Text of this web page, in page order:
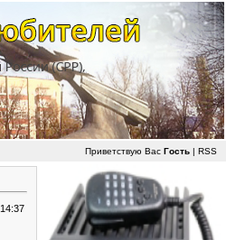
Приветствую Вас Гость | RSS
14:37